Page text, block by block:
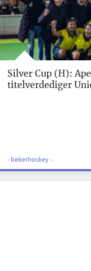
Silver Cup (H):
titelverdediger
- bekerhockey -